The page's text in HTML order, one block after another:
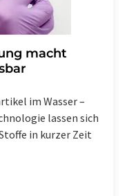
macht
im Wasser –
lassen sich
in kurzer Zeit